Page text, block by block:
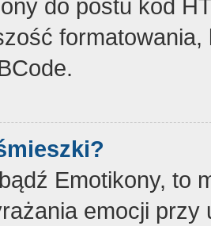
do postu kod
Emotikony, to
emocji